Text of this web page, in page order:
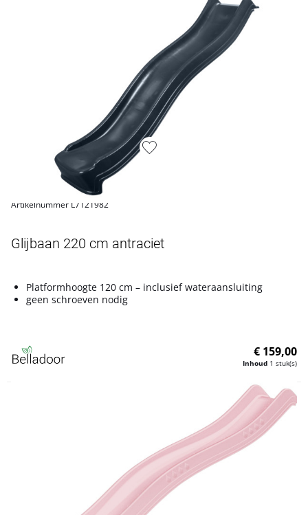
Artikelnummer L7121982
Glijbaan 220 cm antraciet
Platformhoogte 120 cm – inclusief wateraansluiting
geen schroeven nodig
Inhoud 1 stuk(s)
€ 159,00